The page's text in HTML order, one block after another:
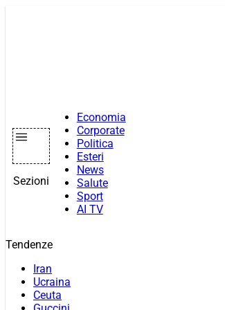
Sezioni
Economia
Corporate
Politica
Esteri
News
Salute
Sport
AI TV
Tendenze
Iran
Ucraina
Ceuta